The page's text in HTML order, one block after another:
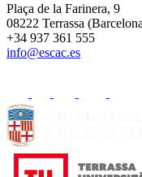
Plaça de la Farinera, 9
08222 Terrassa
+34 937 361 555
info@escac.es